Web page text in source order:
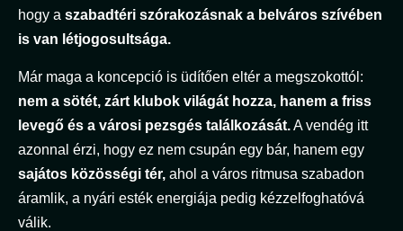
hogy a szabadtéri szórakozásnak a belváros szívében
is van létjogosultsága.
Már maga a koncepció is üdítően eltér a megszokottól:
nem a sötét, zárt klubok világát hozza, hanem a friss
levegő és a városi pezsgés találkozását.A vendég itt
azonnal érzi, hogy ez nem csupán egy bár, hanem egy
sajátos közösségi tér, ahol a város ritmusa szabadon
áramlik, a nyári esték energiája pedig kézzelfoghatóvá
válik.